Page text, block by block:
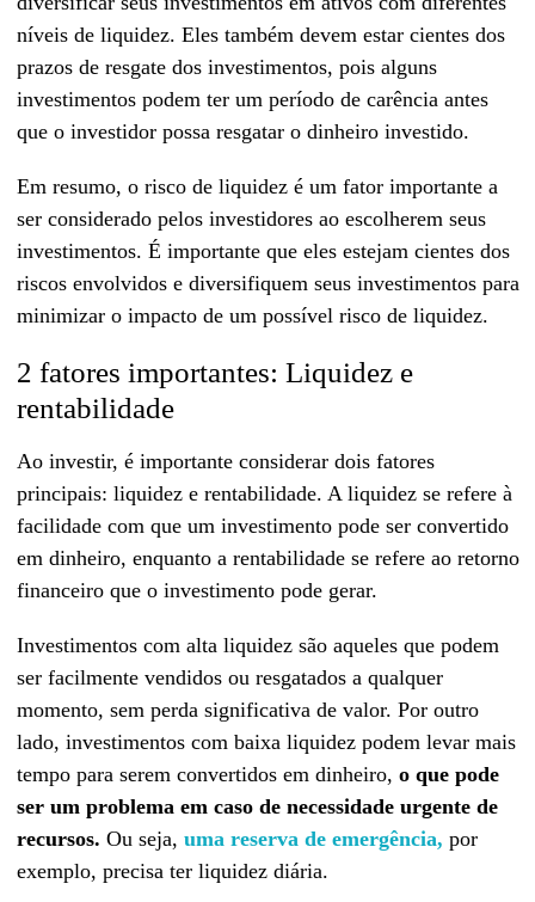
níveis de liquidez. Eles também devem estar cientes dos
prazos de resgate dos investimentos, pois alguns
investimentos podem ter um período de carência antes
que o investidor possa resgatar o dinheiro investido.
Em resumo, o risco de liquidez é um fator importante a
ser considerado pelos investidores ao escolherem seus
investimentos. É importante que eles estejam cientes dos
riscos envolvidos e diversifiquem seus investimentos para
minimizar o impacto de um possível risco de liquidez.
2 fatores importantes: Liquidez e
rentabilidade
Ao investir, é importante considerar dois fatores
principais: liquidez e rentabilidade. A liquidez se refere à
facilidade com que um investimento pode ser convertido
em dinheiro, enquanto a rentabilidade se refere ao retorno
financeiro que o investimento pode gerar.
Investimentos com alta liquidez são aqueles que podem
ser facilmente vendidos ou resgatados a qualquer
momento, sem perda significativa de valor. Por outro
lado, investimentos com baixa liquidez podem levar mais
tempo para serem convertidos em dinheiro, o que pode
ser um problema em caso de necessidade urgente de
recursos. Ou seja, uma reserva de emergência, por
exemplo, precisa ter liquidez diária.